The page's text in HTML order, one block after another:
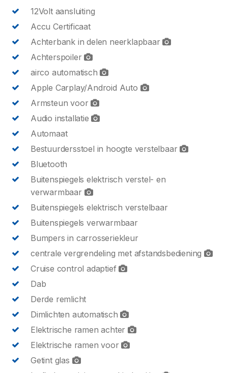
12Volt aansluiting
Accu Certificaat
Achterbank in delen neerklapbaar
Achterspoiler
airco automatisch
Apple Carplay/Android Auto
Armsteun voor
Audio installatie
Automaat
Bestuurdersstoel in hoogte verstelbaar
Bluetooth
Buitenspiegels elektrisch verstel- en
verwarmbaar
Buitenspiegels elektrisch verstelbaar
Buitenspiegels verwarmbaar
Bumpers in carrosseriekleur
centrale vergrendeling met afstandsbediening
Cruise control adaptief
Dab
Derde remlicht
Dimlichten automatisch
Elektrische ramen achter
Elektrische ramen voor
Getint glas